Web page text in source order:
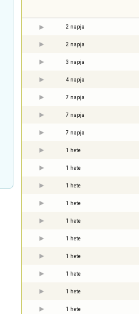
2 napja
2 napja
3 napja
4 napja
7 napja
7 napja
7 napja
1 hete
1 hete
1 hete
1 hete
1 hete
1 hete
1 hete
1 hete
1 hete
1 hete